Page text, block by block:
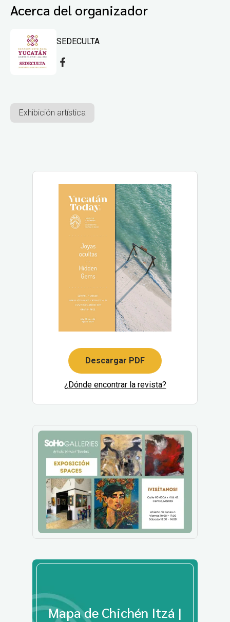
Acerca del organizador
SEDECULTA
Exhibición artística
Descargar PDF
¿Dónde encontrar la revista?
Mapa de Chichén Itzá |